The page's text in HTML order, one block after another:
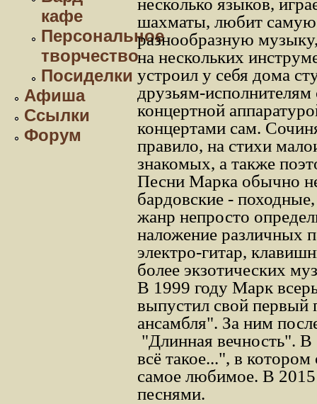
кафе
Персональное
творчество
Посиделки
Афиша
Ссылки
Форум
несколько языков,
шахматы, любит самую
разнообразную
на нескольких
устроил у себя дома
друзьям-
концертной
концертами сам.
правило, на стихи
знакомых, а также
Песни Марка обычно
бардовские -
жанр непросто
наложение различных
электро-гитар,
более экзотических
В 1999 году Марк
выпустил свой первый
ансамбля". За ним
"Длинная вечность". В
всё такое...", в
самое любимое. В
песнями.